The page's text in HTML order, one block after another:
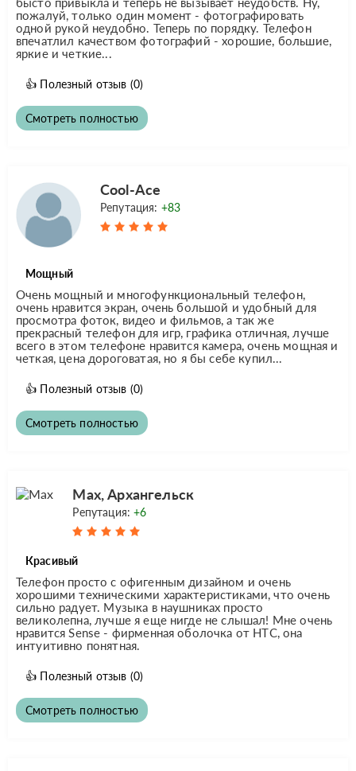
пожалуй, только один момент - фотографировать
одной рукой неудобно. Теперь по порядку. Телефон
впечатлил качеством фотографий - хорошие, большие,
яркие и четкие...
👍 Полезный отзыв (0)
Смотреть полностью
Cool-Ace
Репутация: +83
Мощный
Очень мощный и многофункциональный телефон,
очень нравится экран, очень большой и удобный для
просмотра фоток, видео и фильмов, а так же
прекрасный телефон для игр, графика отличная, лучше
всего в этом телефоне нравится камера, очень мощная и
четкая, цена дороговатая, но я бы себе купил...
👍 Полезный отзыв (0)
Смотреть полностью
Max, Архангельск
Репутация:+6
Красивый
Телефон просто с офигенным дизайном и очень
хорошими техническими характеристиками, что очень
сильно радует. Музыка в наушниках просто
великолепна, лучше я еще нигде не слышал! Мне очень
нравится Sense - фирменная оболочка от HTC, она
интуитивно понятная.
👍 Полезный отзыв (0)
Смотреть полностью